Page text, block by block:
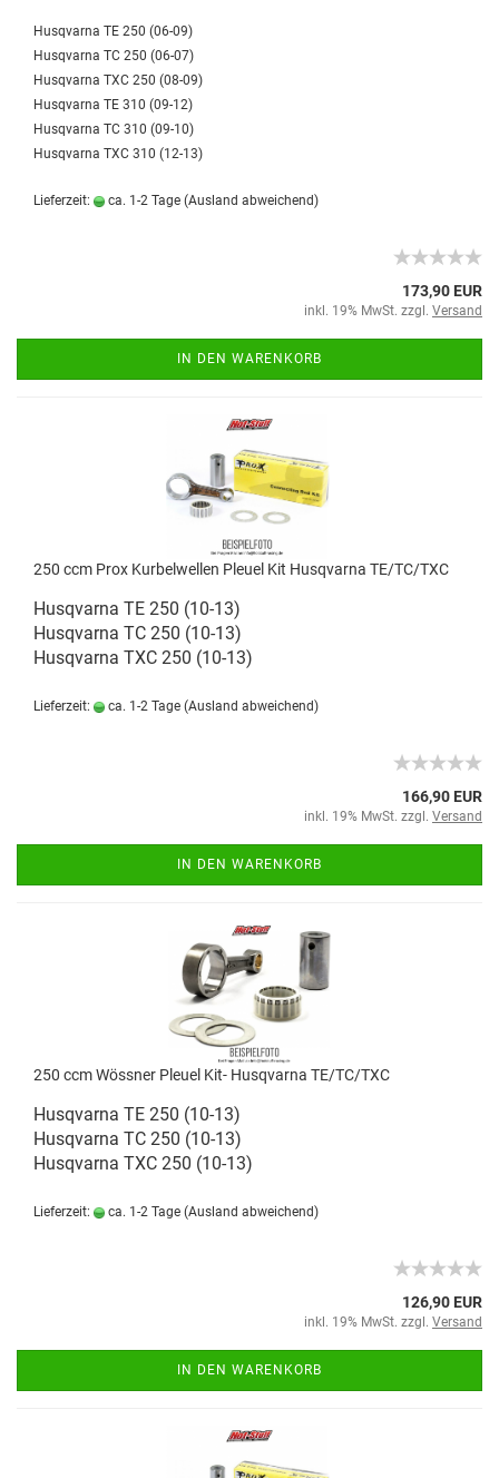
Husqvarna TE 250 (06-09)
Husqvarna TC 250 (06-07)
Husqvarna TXC 250 (08-09)
Husqvarna TE 310 (09-12)
Husqvarna TC 310 (09-10)
Husqvarna TXC 310 (12-13)
Lieferzeit: ca. 1-2 Tage (Ausland abweichend)
173,90 EUR
inkl. 19% MwSt. zzgl. Versand
IN DEN WARENKORB
250 ccm Prox Kurbelwellen Pleuel Kit Husqvarna TE/TC/TXC
Husqvarna TE 250 (10-13)
Husqvarna TC 250 (10-13)
Husqvarna TXC 250 (10-13)
Lieferzeit: ca. 1-2 Tage (Ausland abweichend)
166,90 EUR
inkl. 19% MwSt. zzgl. Versand
IN DEN WARENKORB
250 ccm Wössner Pleuel Kit- Husqvarna TE/TC/TXC
Husqvarna TE 250 (10-13)
Husqvarna TC 250 (10-13)
Husqvarna TXC 250 (10-13)
Lieferzeit: ca. 1-2 Tage (Ausland abweichend)
126,90 EUR
inkl. 19% MwSt. zzgl. Versand
IN DEN WARENKORB